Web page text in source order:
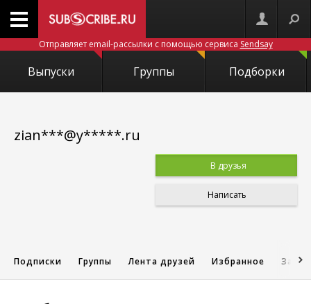
Отправляет email-рассылки с помощью сервиса Sendsay
Выпуски Группы Подборки
zian***@y*****.ru
В друзья
Написать
Подписки Группы Лента друзей Избранное